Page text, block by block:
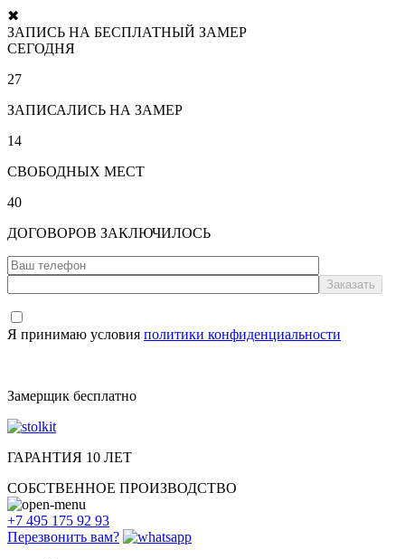
✖
ЗАПИСЬ НА БЕСПЛАТНЫЙ ЗАМЕР
СЕГОДНЯ
27
ЗАПИСАЛИСЬ НА ЗАМЕР
14
СВОБОДНЫХ МЕСТ
40
ДОГОВОРОВ ЗАКЛЮЧИЛОСЬ
Я принимаю условия политики конфиденциальности
Замерщик бесплатно
ГАРАНТИЯ 10 ЛЕТ
СОБСТВЕННОЕ ПРОИЗВОДСТВО
+7 495 175 92 93
Перезвонить вам?